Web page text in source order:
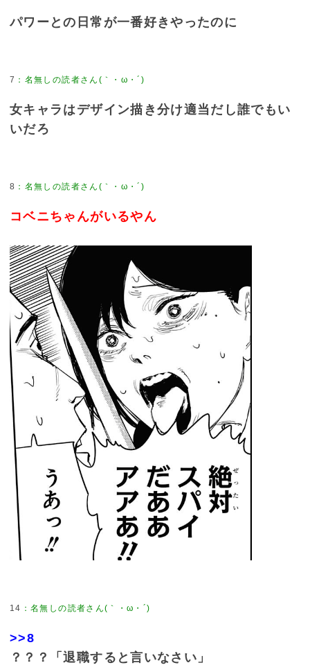
パワーとの日常が一番好きやったのに
7
女キャラはデザイン描き分け適当だし誰でもい
いだろ
8
コベニちゃんがいるやん
14
>>8
？？？「退職すると言いなさい」